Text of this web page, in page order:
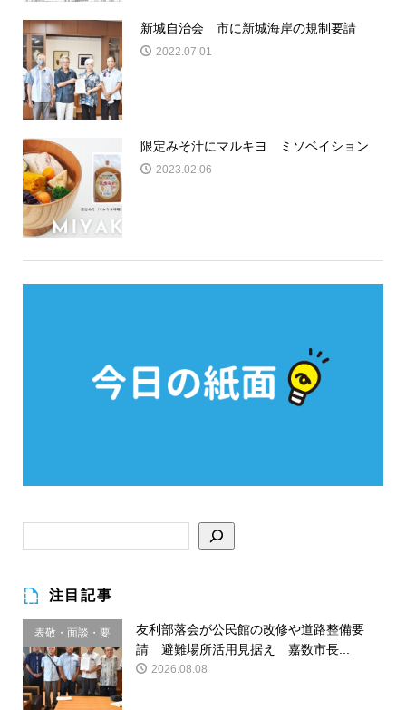
新城自治会 市に新城海岸の規制要請
2022.07.01
限定みそ汁にマルキヨ ミソベイション
2023.02.06
注目記事
表敬・面談・要
請
友利部落会が公民館の改修や道路整備要
請 避難場所活用見据え 嘉数市長...
2026.08.08